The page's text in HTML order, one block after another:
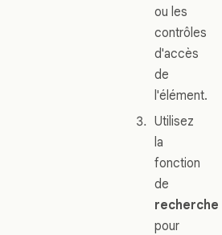
ou les
contrôles
d'accès
de
l'élément.
Utilisez
la
fonction
de
recherche
pour